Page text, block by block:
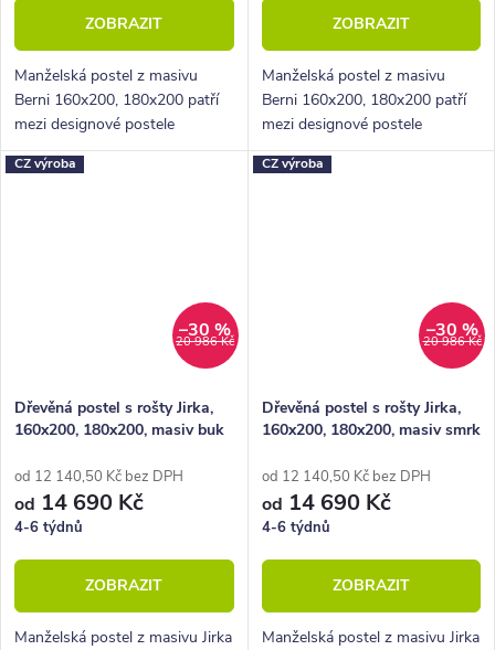
ZOBRAZIT
Manželská postel z masivu
Berni 160x200, 180x200 patří
mezi designové postele
ekonomické třídy z nábytkové
řady BedWorld. Vyniká
ZOBRAZIT
Manželská postel z masivu
Berni 160x200, 180x200 patří
mezi designové postele
ekonomické třídy z nábytkové
řady BedWorld. Vyniká
CZ výroba
20 986 Kč
–30 %
Dřevěná postel s rošty Jirka,
160x200, 180x200, masiv buk
od 12 140,50 Kč bez DPH
od 14 690 Kč
4-6 týdnů
ZOBRAZIT
Manželská postel z masivu Jirka
CZ výroba
20 986 Kč
–30 %
Dřevěná postel s rošty Jirka,
160x200, 180x200, masiv smrk
od 12 140,50 Kč bez DPH
od 14 690 Kč
4-6 týdnů
ZOBRAZIT
Manželská postel z masivu Jirka